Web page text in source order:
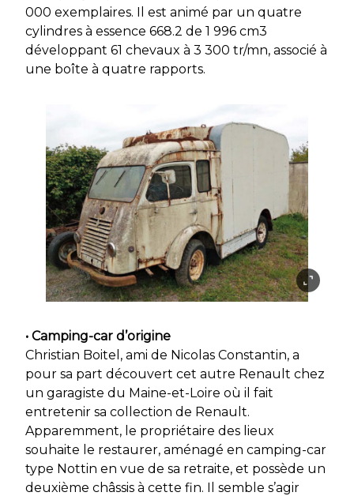
000 exemplaires. Il est animé par un quatre
cylindres à essence 668.2 de 1 996 cm3
développant 61 chevaux à 3 300 tr/mn, associé à
une boîte à quatre rapports.
• Camping-car d’origine
Christian Boitel, ami de Nicolas Constantin, a
pour sa part découvert cet autre Renault chez
un garagiste du Maine-et-Loire où il fait
entretenir sa collection de Renault.
Apparemment, le propriétaire des lieux
souhaite le restaurer, aménagé en camping-car
type Nottin en vue de sa retraite, et possède un
deuxième châssis à cette fin. Il semble s’agir